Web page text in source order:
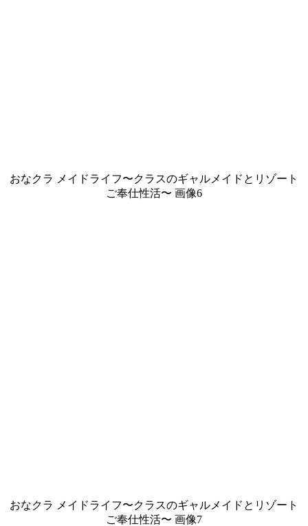
おなクラ メイドライフ〜クラスのギャルメイドとリゾート
ご奉仕性活〜 画像6
おなクラ メイドライフ〜クラスのギャルメイドとリゾート
ご奉仕性活〜 画像7